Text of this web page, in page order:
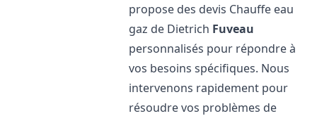
propose des devis Chauffe eau
gaz de Dietrich Fuveau
personnalisés pour répondre à
vos besoins spécifiques. Nous
intervenons rapidement pour
résoudre vos problèmes de